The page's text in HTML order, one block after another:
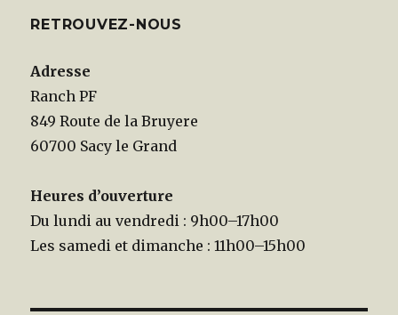
RETROUVEZ-NOUS
Adresse
Ranch PF
849 Route de la Bruyere
60700 Sacy le Grand
Heures d’ouverture
Du lundi au vendredi : 9h00–17h00
Les samedi et dimanche : 11h00–15h00